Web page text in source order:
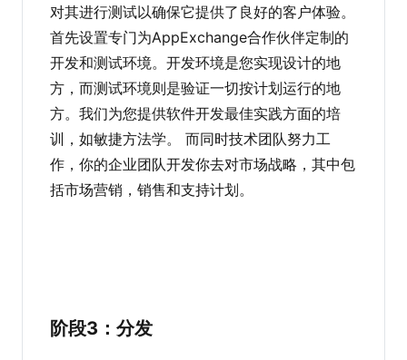
对其进行测试以确保它提供了良好的客户体验。
首先设置专门为AppExchange合作伙伴定制的
开发和测试环境。开发环境是您实现设计的地
方，而测试环境则是验证一切按计划运行的地
方。我们为您提供软件开发最佳实践方面的培
训，如敏捷方法学。 而同时技术团队努力工
作，你的企业团队开发你去对市场战略，其中包
括市场营销，销售和支持计划。
阶段3：分发